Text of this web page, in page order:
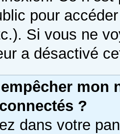
pour
Si vous ne
a désactivé
mon
?
dans votre